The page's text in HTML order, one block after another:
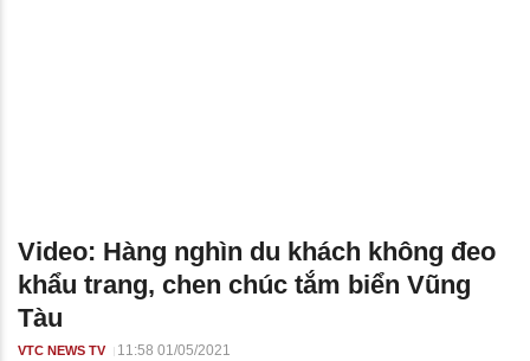
Video: Hàng nghìn du khách không đeo
khẩu trang, chen chúc tắm biển Vũng
Tàu
VTC NEWS TV 11:58 01/05/2021